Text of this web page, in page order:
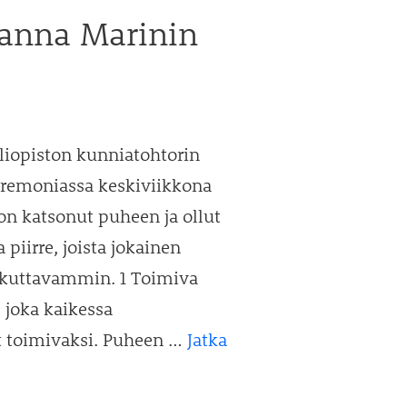
Marinin
kunniatohtorin
keskiviikkona
katsonut puheen ja ollut
piirre, joista jokainen
1 Toimiva
kaikessa
Puheen … Jatka